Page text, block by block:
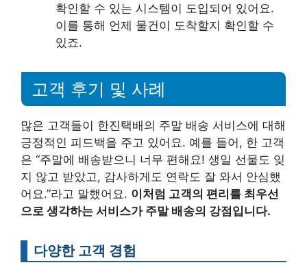
확인할 수 있는 시스템이 도입되어 있어요.
이를 통해 언제 물건이 도착할지 확인할 수
있죠.
고객 후기 및 사례
많은 고객들이 한진택배의 주말 배송 서비스에 대해
긍정적인 피드백을 주고 있어요. 예를 들어, 한 고객
은 “주말에 배송받으니 너무 편해요! 생일 선물도 잊
지 않고 받았고, 감사하게도 연락도 잘 와서 안심했
어요.”라고 말했어요. 이처럼 고객의 편리를 최우선
으로 생각하는 서비스가 주말 배송의 강점입니다.
다양한 고객 경험